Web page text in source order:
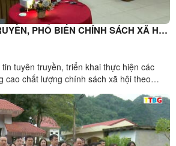
PHỔ BIẾN CHÍNH SÁCH XÃ HỘI
tuyên truyền, triển khai thực hiện các
cao chất lượng chính sách xã hội theo
UBND xã Bình Gia đã tổ chức Hội nghị
sách xã hội năm ...